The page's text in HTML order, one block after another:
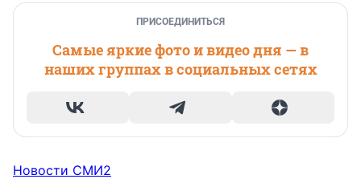
ПРИСОЕДИНИТЬСЯ
Самые яркие фото и видео дня — в
наших группах в социальных сетях
Новости СМИ2